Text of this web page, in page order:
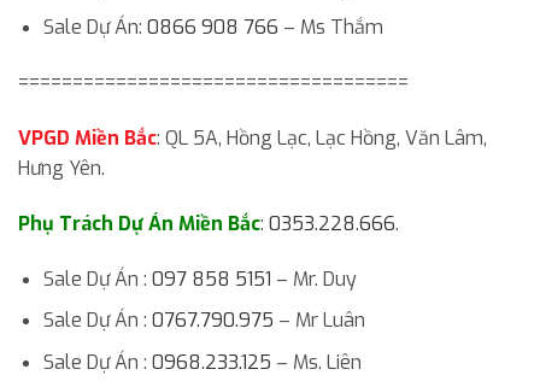
Sale Dự Án: 0866 908 766 – Ms Thắm
====================================
VPGD Miền Bắc: QL 5A, Hồng Lạc, Lạc Hồng, Văn Lâm,
Hưng Yên.
Phụ Trách Dự Án Miền Bắc: 0353.228.666.
Sale Dự Án : 097 858 5151 – Mr. Duy
Sale Dự Án : 0767.790.975 – Mr Luân
Sale Dự Án : 0968.233.125 – Ms. Liên